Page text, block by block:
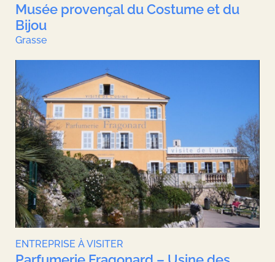
Musée Bonnard
Spectacles
Cinémas
Sport
Activités
Billetterie
Aux alentours
Musée provençal du Costume et du
Bijou
Grasse
ENTREPRISE À VISITER